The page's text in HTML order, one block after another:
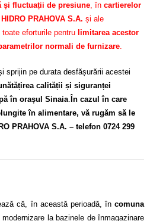
și fluctuații de presiune, în cartierelor
HIDRO PRAHOVA S.A. și ale
eforturile pentru limitarea acestor
normali de furnizare.
sprijin pe durata desfășurării acestei
calității și siguranței
în orașul Sinaia. În cazul în care
în alimentare, vă rugăm să le
PRAHOVA S.A. – telefon 0724 299
că, în această perioadă, încomuna
la bazinele de înmagazinare